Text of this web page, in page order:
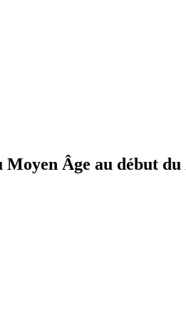
Âge au début